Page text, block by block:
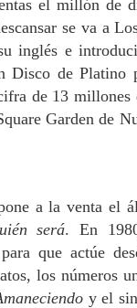
el millón de
se va a
inglés e
Disco de Platino
de 13 millones
Garden de
a la venta el
será. En
que actúe
los números
y el